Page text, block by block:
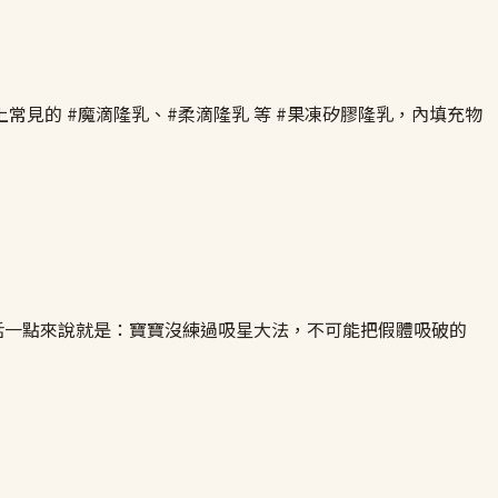
見的 #魔滴隆乳、#柔滴隆乳 等 #果凍矽膠隆乳，內填充物
點來說就是：寶寶沒練過吸星大法，不可能把假體吸破的